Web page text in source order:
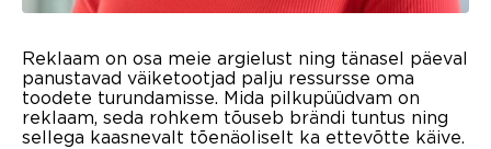
Reklaam on osa meie argielust ning tänasel päeval
panustavad väiketootjad palju ressursse oma
toodete turundamisse. Mida pilkupüüdvam on
reklaam, seda rohkem tõuseb brändi tuntus ning
sellega kaasnevalt tõenäoliselt ka ettevõtte käive.